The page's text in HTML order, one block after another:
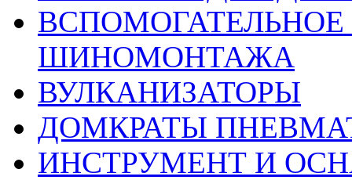
ШИНОМОНТАЖА
ВУЛКАНИЗАТОРЫ
ДОМКРАТЫ
ИНСТРУМЕНТ И